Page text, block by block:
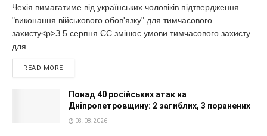
Чехія вимагатиме від українських чоловіків підтвердження
"виконання військового обов'язку" для тимчасового
захисту<p>З 5 серпня ЄС змінює умови тимчасового захисту
для...
READ MORE
Понад 40 російських атак на
Дніпропетровщину: 2 загиблих, 3 поранених
03.08.2026